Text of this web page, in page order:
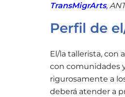
TransMigrArts,
Perfil de
El/la tallerista, con
con comunidades
rigurosamente a
deberá atender a